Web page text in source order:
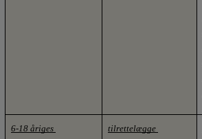
6-18 åriges
tilrettelægge